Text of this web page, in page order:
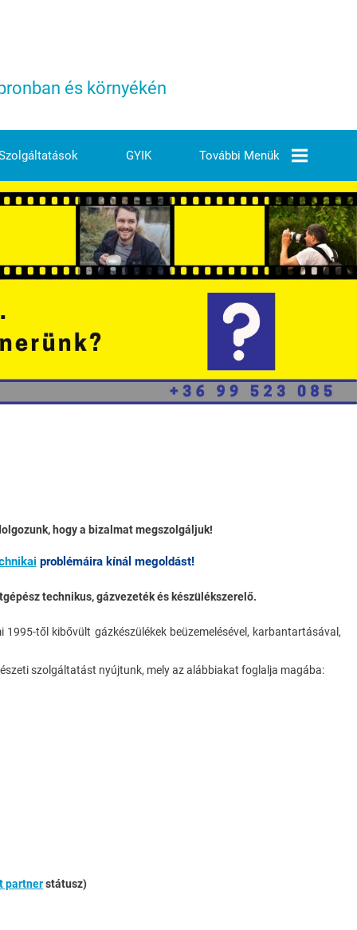
és környékén
GYIK További Menük
Árjegyzék
Elérhetőségeink
Ezek Vagyunk Mi
Épületgépészeti
Kivitelezések
Üzemeltetés És
hogy a bizalmat megszolgáljuk!
problémáira kínál megoldást!
technikus, gázvezeték és készülékszerelő.
től kibővült gázkészülékek beüzemelésével, karbantartásával,
szolgáltatást nyújtunk, mely az alábbiakat foglalja magába:
partnerstátusz)